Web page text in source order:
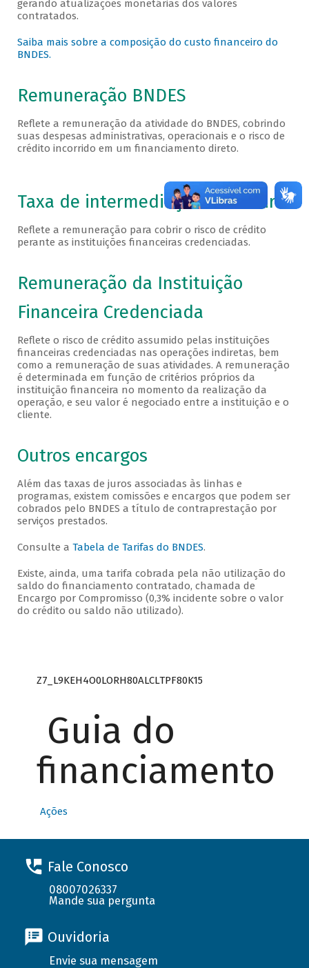
gerando atualizações monetárias dos valores
contratados.
Saiba mais sobre a composição do custo financeiro do
BNDES.
Remuneração BNDES
Reflete a remuneração da atividade do BNDES, cobrindo
suas despesas administrativas, operacionais e o risco de
crédito incorrido em um financiamento direto.
Taxa de intermediação financeira
Reflete a remuneração para cobrir o risco de crédito
perante as instituições financeiras credenciadas.
Remuneração da Instituição
Financeira Credenciada
Reflete o risco de crédito assumido pelas instituições
financeiras credenciadas nas operações indiretas, bem
como a remuneração de suas atividades. A remuneração
é determinada em função de critérios próprios da
instituição financeira no momento da realização da
operação, e seu valor é negociado entre a instituição e o
cliente.
Outros encargos
Além das taxas de juros associadas às linhas e
programas, existem comissões e encargos que podem ser
cobrados pelo BNDES a título de contraprestação por
serviços prestados.
Consulte a Tabela de Tarifas do BNDES.
Existe, ainda, uma tarifa cobrada pela não utilização do
saldo do financiamento contratado, chamada de
Encargo por Compromisso (0,3% incidente sobre o valor
do crédito ou saldo não utilizado).
Z7_L9KEH4O0LORH80ALCLTPF80K15
Guia do
financiamento
Ações
Fale Conosco
08007026337
Mande sua pergunta
Ouvidoria
Envie sua mensagem